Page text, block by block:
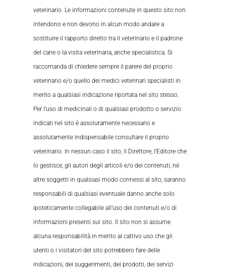
veterinario. Le informazioni contenute in questo sito non
intendono e non devono in alcun modo andare a
sostituire il rapporto diretto tra il veterinario e il padrone
del cane o la visita veterinaria, anche specialistica. Si
raccomanda di chiedere sempre il parere del proprio
veterinario e/o quello dei medici veterinari specialisti in
merito a qualsiasi indicazione riportata nel sito stesso.
Per l’uso di medicinali o di qualsiasi prodotto o servizio
indicati nel sito è assolutamente necessario e
assolutamente indispensabile consultare il proprio
veterinario. In nessun caso il sito, il Direttore, l’Editore che
lo gestisce, gli autori degli articoli e/o dei contenuti, né
altre soggetti in qualsiasi modo connessi al sito, saranno
responsabili di qualsiasi eventuale danno anche solo
ipoteticamente collegabile all’uso dei contenuti e/o di
informazioni presenti sul sito. Il sito non si assume
alcuna responsabilità in merito al cattivo uso che gli
utenti o i visitatori del sito potrebbero fare delle
indicazioni, dei suggerimenti, dei prodotti, dei servizi